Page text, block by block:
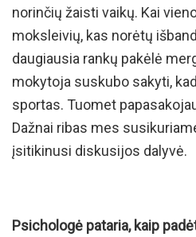
norinčių žaisti vaikų. Kai
moksleivių, kas norėtų
daugiausia rankų pakėlė
mokytoja suskubo sakyti,
sportas. Tuomet
Dažnai ribas mes
įsitikinusi diskusijos dalyvė.
Psichologė pataria, kaip